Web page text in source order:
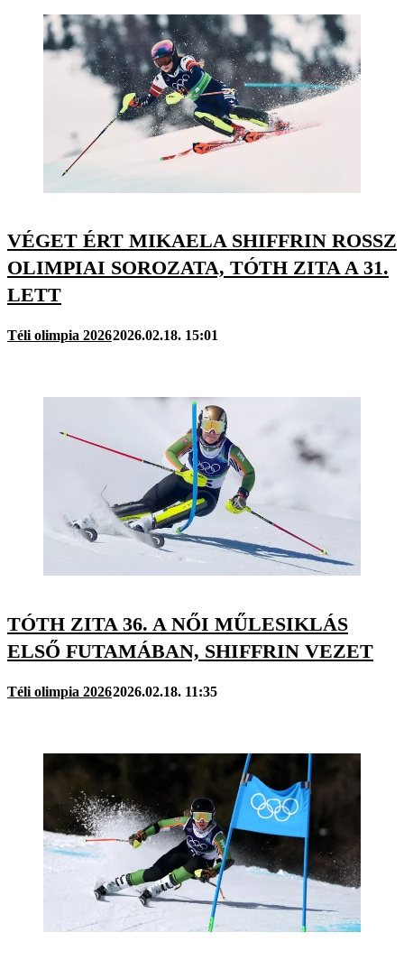
VÉGET ÉRT MIKAELA SHIFFRIN ROSSZ
OLIMPIAI SOROZATA, TÓTH ZITA A 31.
LETT
Téli olimpia 20262026.02.18. 15:01
TÓTH ZITA 36. A NŐI MŰLESIKLÁS
ELSŐ FUTAMÁBAN, SHIFFRIN VEZET
Téli olimpia 20262026.02.18. 11:35